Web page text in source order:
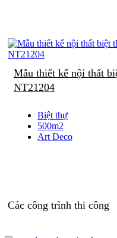
Mẫu thiết kế nội thất
NT21204
Biệt thự
500m2
Art Deco
Các công trình thi công